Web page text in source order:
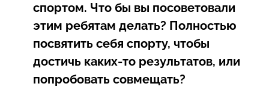
спортом. Что бы вы посоветовали
этим ребятам делать? Полностью
посвятить себя спорту, чтобы
достичь каких-то результатов, или
попробовать совмещать?